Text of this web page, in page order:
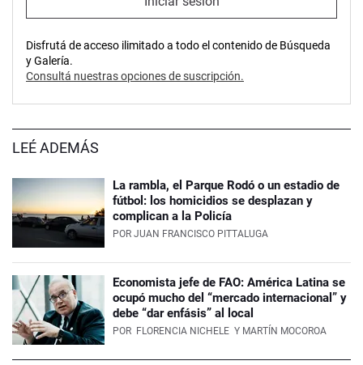
Disfrutá de acceso ilimitado a todo el contenido de Búsqueda
y Galería.
Consultá nuestras opciones de suscripción.
LEÉ ADEMÁS
La rambla, el Parque Rodó o un estadio de
fútbol: los homicidios se desplazan y
complican a la Policía
POR JUAN FRANCISCO PITTALUGA
Economista jefe de FAO: América Latina se
ocupó mucho del “mercado internacional” y
debe “dar enfásis” al local
POR FLORENCIA NICHELE Y MARTÍN MOCOROA